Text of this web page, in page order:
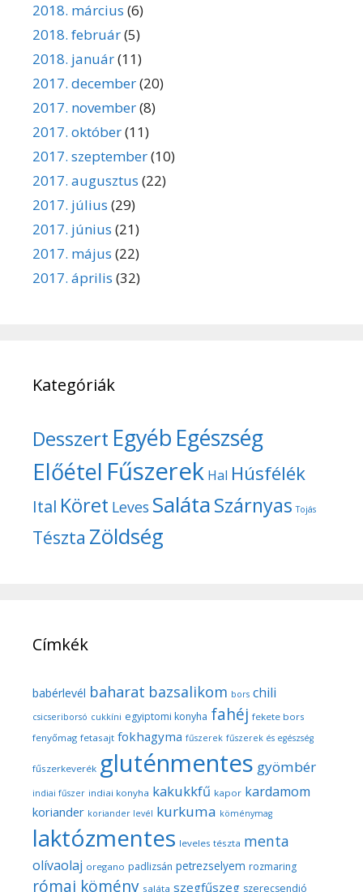
2018. március (6)
2018. február(5)
2018. január(11)
2017. december(20)
2017. november(8)
2017. október(11)
2017. szeptember(10)
2017. augusztus (22)
2017. július (29)
2017. június (21)
2017. május (22)
2017. április (32)
Kategóriák
Desszert Egyéb Egészség
Előétel Fűszerek Hal Húsfélék
Ital Köret Leves SalátaSzárnyas Tojás
Tészta Zöldség
Címkék
babérlevél baharat bazsalikom bors chili
csicseriborsó cukkíni egyiptomi konyha fahéj fekete bors
fenyőmag fetasajt fokhagyma fűszerek fűszerek és egészség
fűszerkeverék gluténmentes gyömbér
indiai fűszer indiai konyha kakukkfű kapor kardamom
koriander koriander levél kurkuma köménymag
laktózmentes leveles tészta menta
olívaolaj oregano padlizsán petrezselyem rozmaring
római kömény saláta szegfűszeg szerecsendió